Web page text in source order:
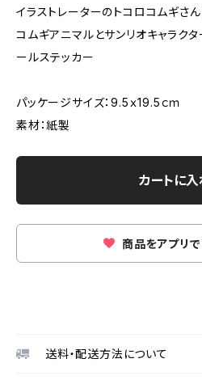
イラストレーターのトコロコムギさ
コムギアニマルとサンリオキャラク
ールステッカー
パッケージサイズ：9.5ｘ19.5ｃｍ
素材：紙製
カートに
商品をアプリ
送料・配送方法について